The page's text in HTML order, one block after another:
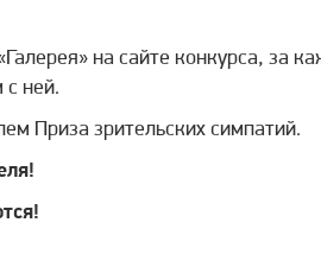
на сайте конкурса, за
ней.
Приза зрительских симпатий.